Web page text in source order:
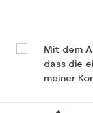
Mit dem
dass die
meiner